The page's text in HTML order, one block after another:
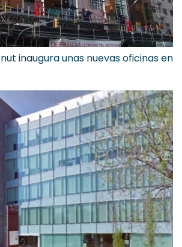
inaugura unas nuevas oficinas en